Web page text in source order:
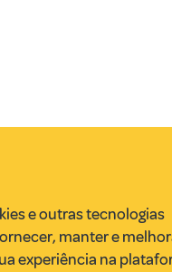
e outras tecnologias
manter e
experiência na